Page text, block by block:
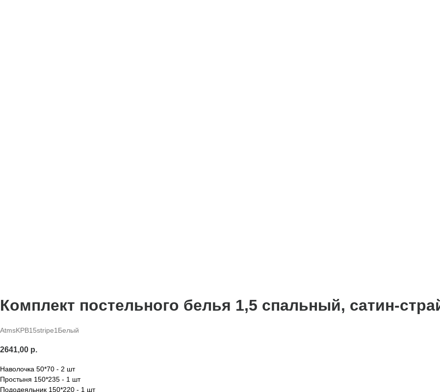
Комплект постельного белья 1,5 спальный, сатин-
AtmsKPB15stripe1Белый
2641,00 р.
Наволочка 50*70 - 2 шт
Простыня 150*235 - 1 шт
Пододеяльник 150*220 - 1 шт